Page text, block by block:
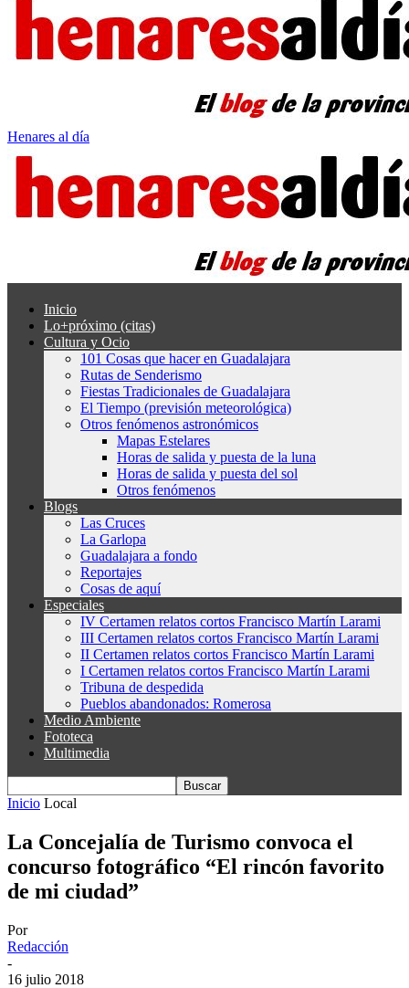
Henares al día
Inicio
Lo+próximo (citas)
Cultura y Ocio
101 Cosas que hacer en Guadalajara
Rutas de Senderismo
Fiestas Tradicionales de Guadalajara
El Tiempo (previsión meteorológica)
Otros fenómenos astronómicos
Mapas Estelares
Horas de salida y puesta de la luna
Horas de salida y puesta del sol
Otros fenómenos
Blogs
Las Cruces
La Garlopa
Guadalajara a fondo
Reportajes
Cosas de aquí
Especiales
IV Certamen relatos cortos Francisco Martín Larami
III Certamen relatos cortos Francisco Martín Larami
II Certamen relatos cortos Francisco Martín Larami
I Certamen relatos cortos Francisco Martín Larami
Tribuna de despedida
Pueblos abandonados: Romerosa
Medio Ambiente
Fototeca
Multimedia
Inicio Local
La Concejalía de Turismo convoca el
concurso fotográfico “El rincón favorito
de mi ciudad”
Por
Redacción
-
16 julio 2018